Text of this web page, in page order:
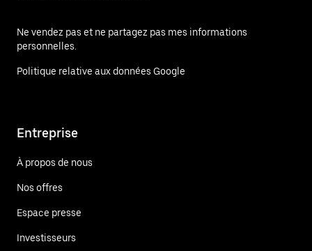
Ne vendez pas et ne partagez pas mes informations
personnelles.
Politique relative aux données Google
Entreprise
À propos de nous
Nos offres
Espace presse
Investisseurs